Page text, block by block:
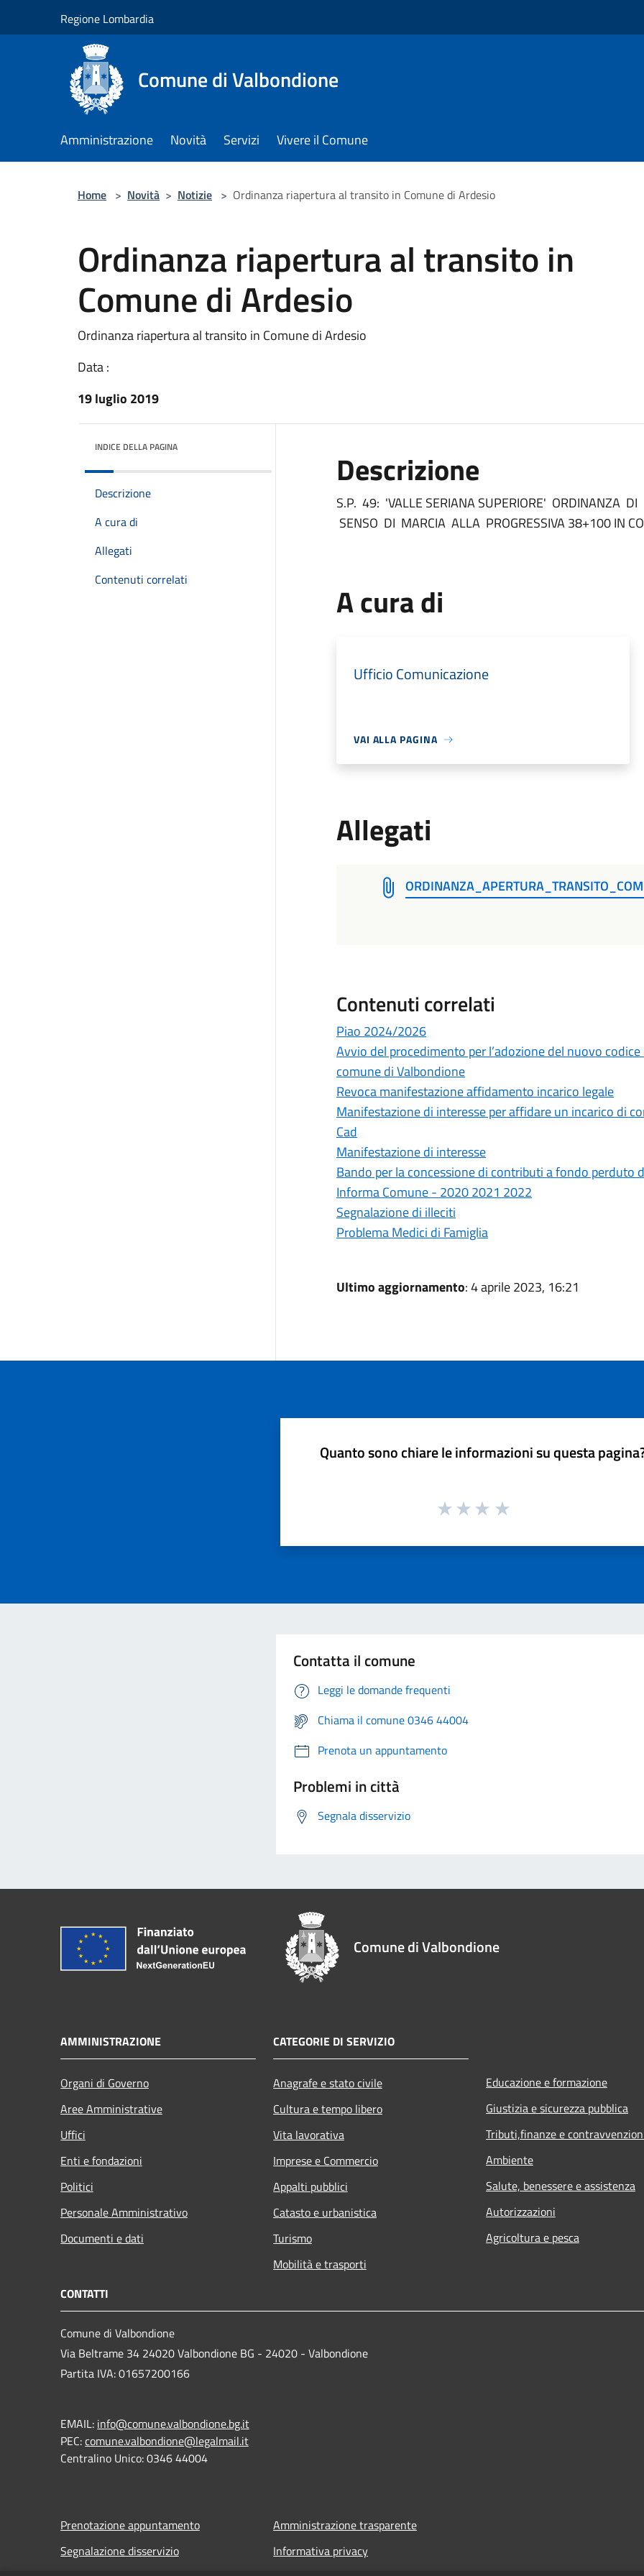
Regione Lombardia
Comune di Valbondione
Amministrazione Novità Servizi Vivere il Comune
Home > Novità > Notizie > Ordinanza riapertura al transito in Comune di Ardesio
Ordinanza riapertura al transito in
Comune di Ardesio
Ordinanza riapertura al transito in Comune di Ardesio
Data :
19 luglio 2019
INDICE DELLA PAGINA
Descrizione
A cura di
Allegati
Contenuti correlati
Descrizione
S.P. 49: 'VALLE SERIANA SUPERIORE' ORDINANZA DI
SENSO DI MARCIA ALLA PROGRESSIVA 38+100 IN
A cura di
Ufficio Comunicazione
VAI ALLA PAGINA
Allegati
Contenuti correlati
Piao 2024/2026
Avvio del procedimento per l’adozione del nuovo
comune di Valbondione
Revoca manifestazione affidamento incarico legale
Manifestazione di interesse per affidare un incarico di
Cad
Manifestazione di interesse
Bando per la concessione di contributi a fondo perduto
Informa Comune - 2020 2021 2022
Segnalazione di illeciti
Problema Medici di Famiglia
Ultimo aggiornamento: 4 aprile 2023, 16:21
Quanto sono chiare le informazioni su questa
Contatta il comune
Leggi le domande frequenti
Chiama il comune 0346 44004
Prenota un appuntamento
Problemi in città
Segnala disservizio
Comune di Valbondione
AMMINISTRAZIONE
Organi di Governo
Aree Amministrative
Uffici
Enti e fondazioni
Politici
Personale Amministrativo
Documenti e dati
CATEGORIE DI SERVIZIO
Anagrafe e stato civile
Cultura e tempo libero
Vita lavorativa
Imprese e Commercio
Appalti pubblici
Catasto e urbanistica
Turismo
Mobilità e trasporti
Educazione e formazione
Giustizia e sicurezza pubblica
Tributi,finanze e
Ambiente
Salute, benessere e assistenza
Autorizzazioni
Agricoltura e pesca
CONTATTI
Comune di Valbondione
Via Beltrame 34 24020 Valbondione BG - 24020 - Valbondione
Partita IVA: 01657200166
EMAIL: info@comune.valbondione.bg.it
PEC:comune.valbondione@legalmail.it
Centralino Unico: 0346 44004
Prenotazione appuntamento
Segnalazione disservizio
Amministrazione trasparente
Informativa privacy